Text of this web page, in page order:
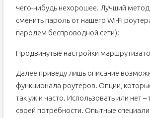
чего-нибудь нехорошее. Лучший
сменить пароль от нашего Wi-Fi
паролем беспроводной сети):
Продвинутые настройки
Далее приведу лишь описание
функционала роутеров. Опции,
так уж и часто. Использовать или нет –
своей потребности. Опытные